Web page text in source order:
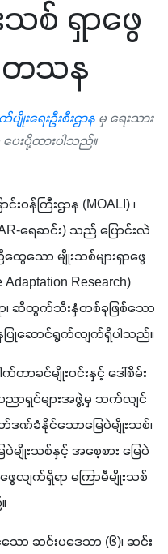
သစ် ရှာဖွေ
ေသန
ပျိုးရေးဦးစီးဌာန မှ ရေးသား
ပေးပို့ထားပါသည်။
းဝန်ကြီးဌာန (MOALI) ၊
ရေဆင်း) သည် ပြောင်းလဲ
ော မျိုးသစ်များရှာဖွေ
Research)
၊ ဆီထွက်သီးနှံတစ်ခုဖြစ်သော
ပြုဆောင်ရွက်လျက်ရှိပါသည်။
ခင်မျိုးဝင်းနှင့် ဒေါ်စိမ်း
ရှင်များအဖွဲ့မှ သက်လျင်
ဏ်ခံနိုင်သောမြေပဲမျိုးသစ်၊
မျိုးသစ်နှင့် အစေ့စား မြေပဲ
ေလျက်ရှိရာ မကြာမီမျိုးသစ်
သော ဆင်းပဒေသာ (၆)၊ ဆင်း